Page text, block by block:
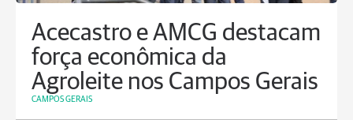
Acecastro e AMCG destacam
força econômica da
Agroleite nos Campos Gerais
CAMPOS GERAIS